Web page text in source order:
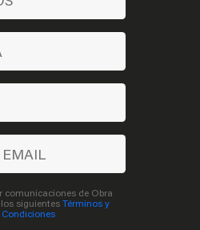
comunicaciones de Obra
siguientesTérminos y
Condiciones